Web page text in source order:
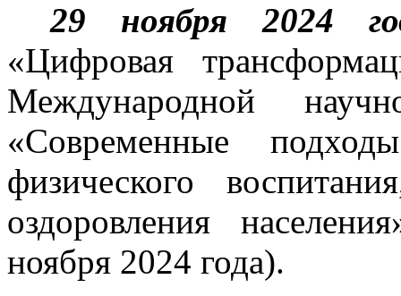
29 ноября 2024
«Цифровая
Международной
«Современные
физического
оздоровления
ноября 2024 года).